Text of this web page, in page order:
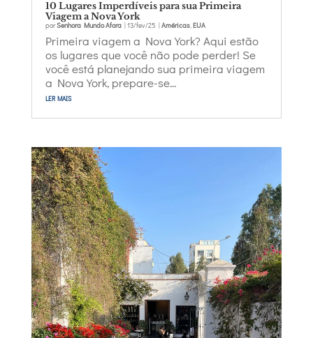
10 Lugares Imperdíveis para sua Primeira
Viagem a Nova York
porSenhora Mundo Afora|13/fev/25 |Américas,EUA
Primeira viagem a Nova York? Aqui estão
os lugares que você não pode perder! Se
você está planejando sua primeira viagem
a Nova York, prepare-se...
ler mais